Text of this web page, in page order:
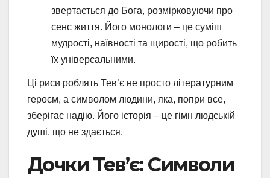
звертається до Бога, розмірковуючи про
сенс життя. Його монологи – це суміш
мудрості, наївності та щирості, що робить
їх універсальними.
Ці риси роблять Тев’є не просто літературним
героєм, а символом людини, яка, попри все,
зберігає надію. Його історія – це гімн людській
душі, що не здається.
Дочки Тев’є: Символи